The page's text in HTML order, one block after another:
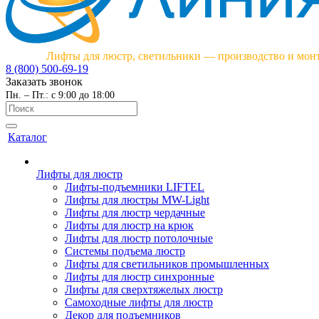
Лифты для люстр, светильники — производство и
8 (800) 500-69-19
Заказать звонок
Пн. – Пт.: с 9:00 до 18:00
Каталог
Лифты для люстр
Лифты-подъемники LIFTEL
Лифты для люстры MW-Light
Лифты для люстр чердачные
Лифты для люстр на крюк
Лифты для люстр потолочные
Системы подъема люстр
Лифты для светильников промышленных
Лифты для люстр синхронные
Лифты для сверхтяжелых люстр
Самоходные лифты для люстр
Декор для подъемников